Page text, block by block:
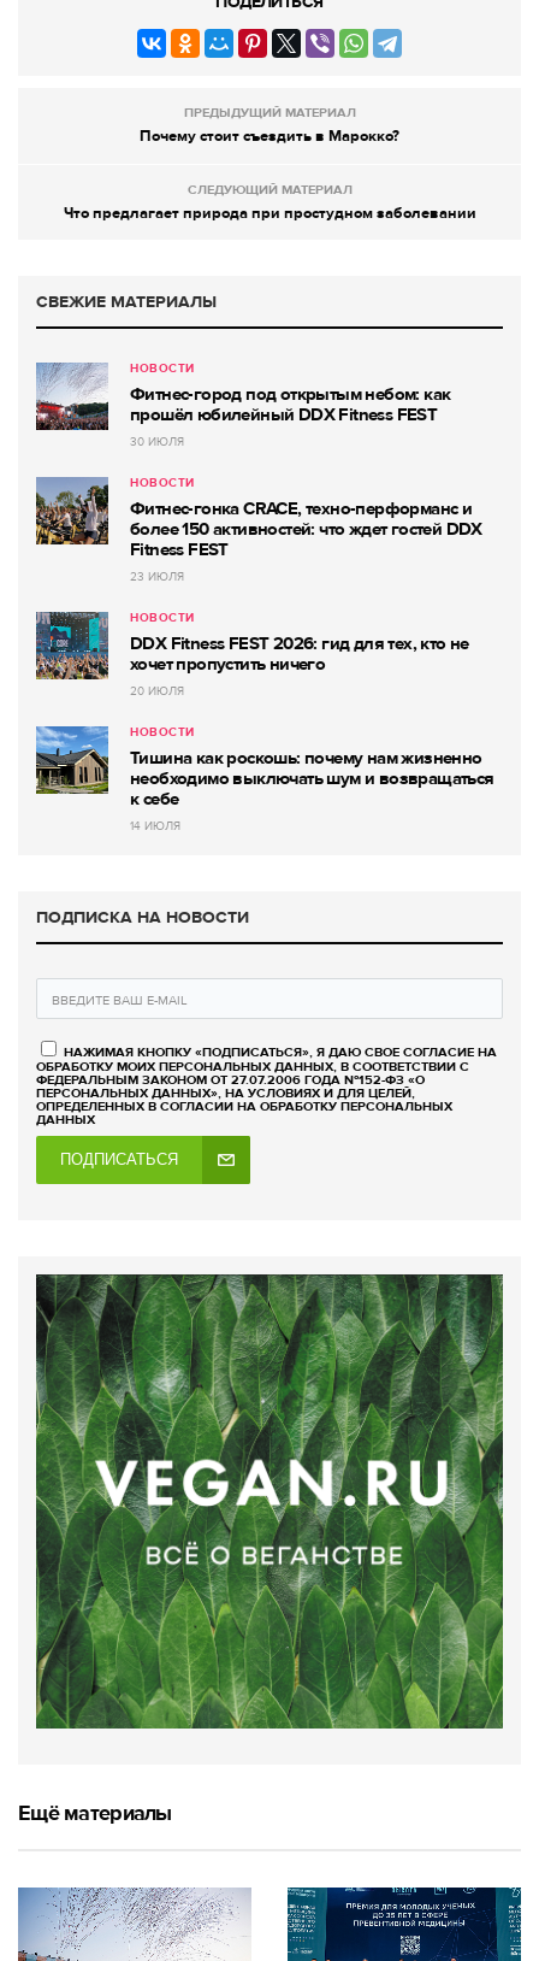
ПРЕДЫДУЩИЙ МАТЕРИАЛ
Почему стоит съездить в Марокко?
СЛЕДУЮЩИЙ МАТЕРИАЛ
Что предлагает природа при простудном заболевании
СВЕЖИЕ МАТЕРИАЛЫ
НОВОСТИ
Фитнес-город под открытым небом: как
прошёл юбилейный DDX Fitness FEST
30 ИЮЛЯ
НОВОСТИ
Фитнес-гонка CRACE, техно-перформанс и
более 150 активностей: что ждет гостей DDX
Fitness FEST
23 ИЮЛЯ
НОВОСТИ
DDX Fitness FEST 2026: гид для тех, кто не
хочет пропустить ничего
20 ИЮЛЯ
НОВОСТИ
Тишина как роскошь: почему нам жизненно
необходимо выключать шум и возвращаться
к себе
14 ИЮЛЯ
ПОДПИСКА НА НОВОСТИ
НАЖИМАЯ КНОПКУ «ПОДПИСАТЬСЯ», Я ДАЮ СВОЕ СОГЛАСИЕ НА
ОБРАБОТКУ МОИХ ПЕРСОНАЛЬНЫХ ДАННЫХ, В СООТВЕТСТВИИ С
ФЕДЕРАЛЬНЫМ ЗАКОНОМ ОТ 27.07.2006 ГОДА №152-ФЗ «О
ПЕРСОНАЛЬНЫХ ДАННЫХ», НА УСЛОВИЯХ И ДЛЯ ЦЕЛЕЙ,
ОПРЕДЕЛЕННЫХ В СОГЛАСИИ НА ОБРАБОТКУ ПЕРСОНАЛЬНЫХ
ДАННЫХ
ПОДПИСАТЬСЯ
Ещё материалы